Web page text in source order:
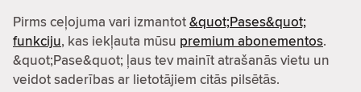
Pirms ceļojuma vari izmantot&quot;Pases&quot;
funkciju, kas iekļauta mūsu premium abonementos.
&quot;Pase&quot; ļaus tev mainīt atrašanās vietu un
veidot saderības ar lietotājiem citās pilsētās.